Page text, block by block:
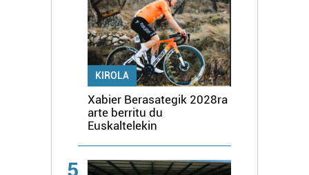
KIROLA
Xabier Berasategik 2028ra
arte berritu du
Euskaltelekin
5